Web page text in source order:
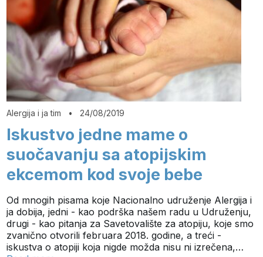
Alergija i ja tim •24/08/2019
Iskustvo jedne mame o
suočavanju sa atopijskim
ekcemom kod svoje bebe
Od mnogih pisama koje Nacionalno udruženje Alergija i
ja dobija, jedni - kao podrška našem radu u Udruženju,
drugi - kao pitanja za Savetovalište za atopiju, koje smo
zvanično otvorili februara 2018. godine, a treći -
iskustva o atopiji koja nigde možda nisu ni izrečena,…